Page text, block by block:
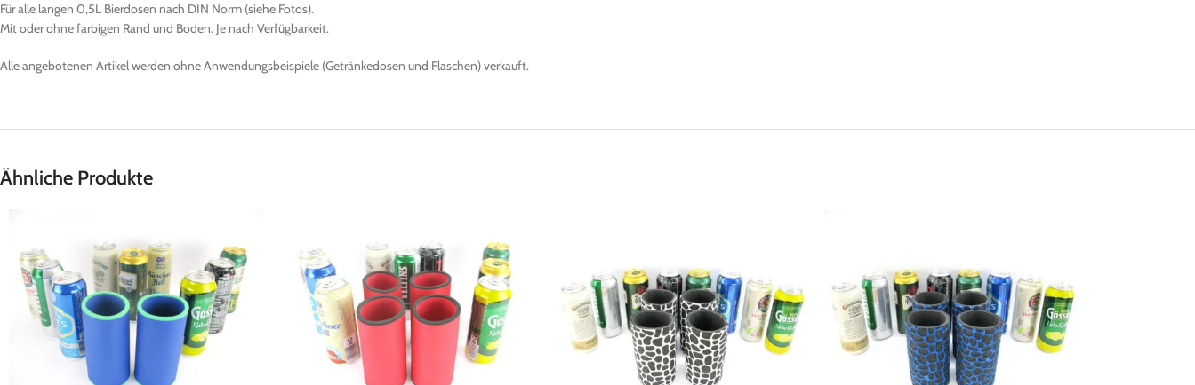
Für alle langen 0,5L Bierdosen nach DIN Norm (siehe Fotos).
Mit oder ohne farbigen Rand und Boden. Je nach Verfügbarkeit.
Alle angebotenen Artikel werden ohne Anwendungsbeispiele (Getränkedosen und Flaschen) verkauft.
Ähnliche Produkte